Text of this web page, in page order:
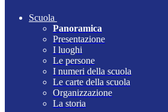
Scuola
Panoramica
Presentazione
I luoghi
Le persone
I numeri della scuola
Le carte della scuola
Organizzazione
La storia